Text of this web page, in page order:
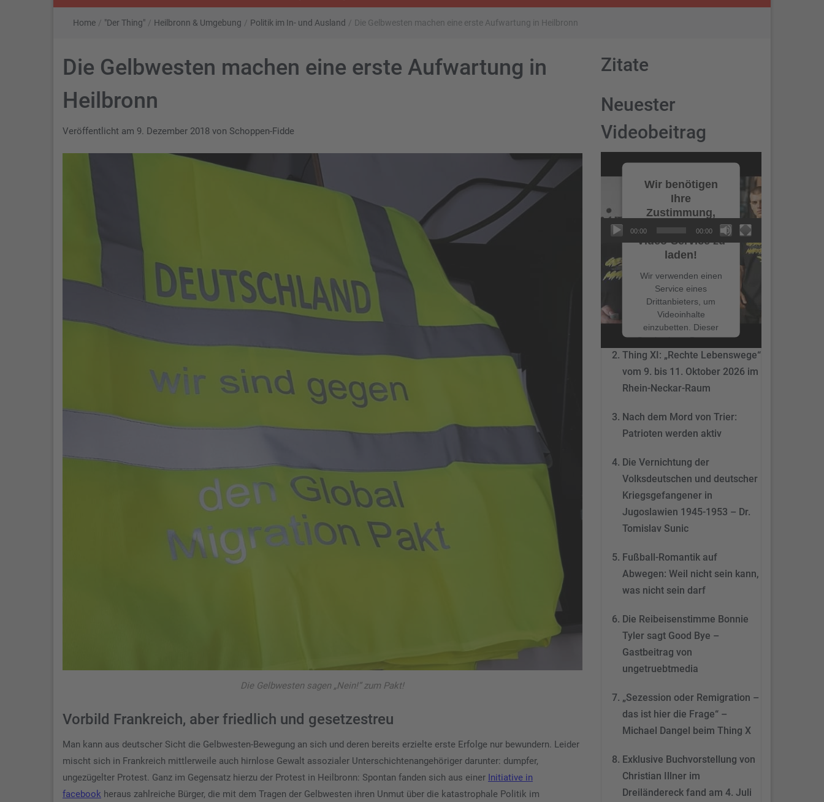
Home / "Der Thing" / Heilbronn & Umgebung / Politik im In- und Ausland / Die Gelbwesten machen eine erste Aufwartung in Heilbronn
Die Gelbwesten machen eine erste Aufwartung in
Heilbronn
Veröffentlicht am 9. Dezember 2018 von Schoppen-Fidde
Die Gelbwesten sagen „Nein!“ zum Pakt!
Vorbild Frankreich, aber friedlich und gesetzestreu
Man kann aus deutscher Sicht die Gelbwesten-Bewegung an sich und deren bereits erzielte erste Erfolge nur bewundern. Leider
mischt sich in Frankreich mittlerweile auch hirnlose Gewalt assozialer Unterschichtenangehöriger darunter: dumpfer,
ungezügelter Protest. Ganz im Gegensatz hierzu der Protest in Heilbronn: Spontan fanden sich aus einer Initiative in
facebook heraus zahlreiche Bürger, die mit dem Tragen der Gelbwesten ihren Unmut über die katastrophale Politik im
Zitate
Neuester
Videobeitrag
Player
Wir benötigen
Ihre
Zustimmung,
um den YouTube
Video-Service zu
laden!
Wir verwenden einen
Service eines
Drittanbieters, um
Videoinhalte
einzubetten. Dieser
Service kann Daten zu
Ihren Aktivitäten
sammeln. Bitte lesen
Sie die Details durch
und stimmen Sie der
zu, um dieses Video
anzusehen.
Mehr
Informationen
Akzeptieren
powered by
Usercentrics Consent
&eRecht24
00:00 00:00
NEUESTE BEITRÄGE
Nach dem Mord von Trier:
Patrioten werden aktiv
Thing XI: „Rechte Lebenswege“
vom 9. bis 11. Oktober 2026 im
Rhein-Neckar-Raum
Nach dem Mord von Trier:
Patrioten werden aktiv
Die Vernichtung der
Volksdeutschen und deutscher
Kriegsgefangener in
Jugoslawien 1945-1953 – Dr.
Tomislav Sunic
Fußball-Romantik auf
Abwegen: Weil nicht sein kann,
was nicht sein darf
Die Reibeisenstimme Bonnie
Tyler sagt Good Bye –
Gastbeitrag von
ungetruebtmedia
„Sezession oder Remigration –
das ist hier die Frage“ –
Michael Dangel beim Thing X
Exklusive Buchvorstellung von
Christian Illner im
Dreiländereck fand am 4. Juli